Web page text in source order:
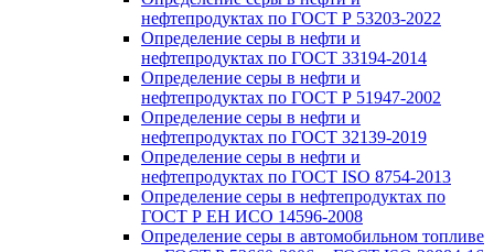
нефтепродуктах по ГОСТ Р 53203-2022
Определение серы в нефти и
нефтепродуктах по ГОСТ 33194-2014
Определение серы в нефти и
нефтепродуктах по ГОСТ Р 51947-2002
Определение серы в нефти и
нефтепродуктах по ГОСТ 32139-2019
Определение серы в нефти и
нефтепродуктах по ГОСТ ISO 8754-2013
Определение серы в нефтепродуктах по
ГОСТ Р ЕН ИСО 14596-2008
Определение серы в автомобильном топливе